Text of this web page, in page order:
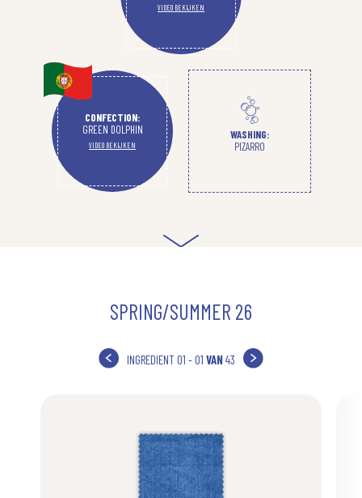
VIDEO BEKIJKEN
CONFECTION:
GREEN DOLPHIN
VIDEO BEKIJKEN
WASHING:
PIZARRO
SPRING/SUMMER 26
INGREDIENT 01 - 01 VAN 43